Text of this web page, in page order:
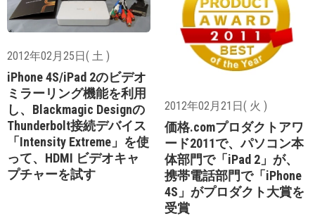
2012年02月25日( 土 )
iPhone 4S/iPad 2のビデオ
ミラーリング機能を利用
し、Blackmagic Designの
Thunderbolt接続デバイス
「Intensity Extreme」を使
って、HDMI ビデオキャ
プチャーを試す
2012年02月21日( 火 )
価格.comプロダクトアワ
ード2011で、パソコン本
体部門で「iPad 2」が、
携帯電話部門で「iPhone
4S」がプロダクト大賞を
受賞